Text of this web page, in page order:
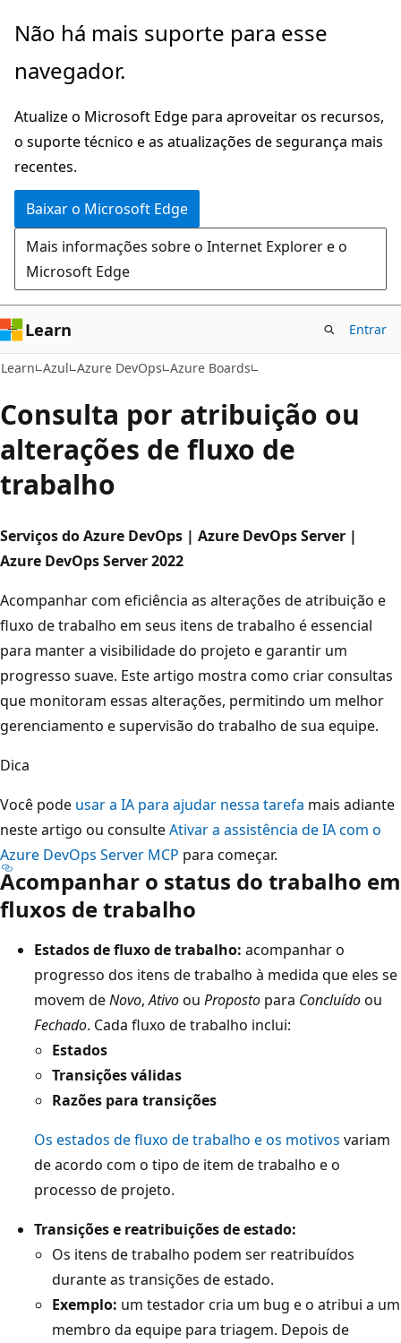
Pular
o
principal
Não há mais suporte para esse
navegador.
Atualize o Microsoft Edge para aproveitar os recursos,
o suporte técnico e as atualizações de segurança mais
recentes.
Baixar o Microsoft Edge
Mais informações sobre o Internet Explorer e o
Microsoft Edge
Learn Entrar
Learn Azul Azure DevOps Azure Boards
Consulta por atribuição ou
alterações de fluxo de
trabalho
Serviços do Azure DevOps | Azure DevOps Server |
Azure DevOps Server 2022
Acompanhar com eficiência as alterações de atribuição e
fluxo de trabalho em seus itens de trabalho é essencial
para manter a visibilidade do projeto e garantir um
progresso suave. Este artigo mostra como criar consultas
que monitoram essas alterações, permitindo um melhor
gerenciamento e supervisão do trabalho de sua equipe.
Dica
Você pode usar a IA para ajudar nessa tarefa mais adiante
neste artigo ou consulteAtivar a assistência de IA com o
Azure DevOps Server MCP para começar.
Acompanhar o status do trabalho em
fluxos de trabalho
Estados de fluxo de trabalho: acompanhar o
progresso dos itens de trabalho à medida que eles se
movem deNovo,Ativoou Proposto para Concluídoou
Fechado. Cada fluxo de trabalho inclui:
Estados
Transições válidas
Razões para transições
Os estados de fluxo de trabalho e os motivos variam
de acordo com o tipo de item de trabalho e o
processo de projeto.
Transições e reatribuições de estado:
Os itens de trabalho podem ser reatribuídos
durante as transições de estado.
Exemplo: um testador cria um bug e o atribui a um
membro da equipe para triagem. Depois de